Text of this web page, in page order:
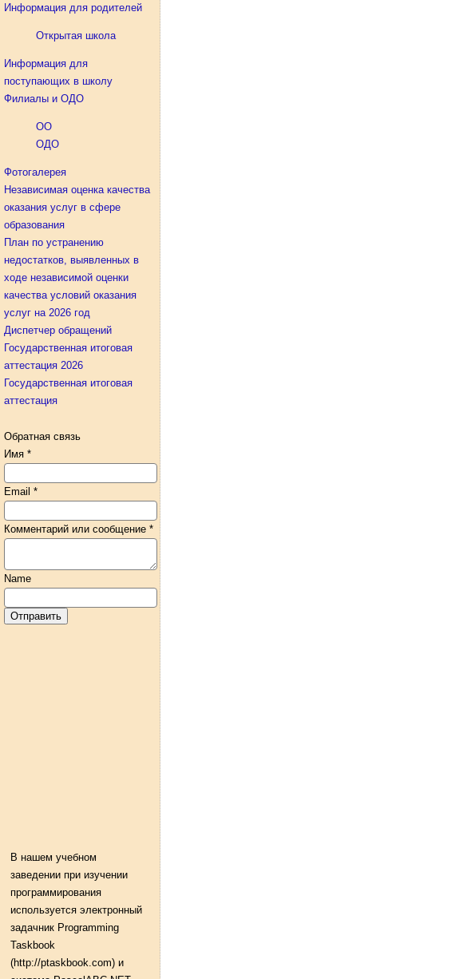
Информация для родителей
Открытая школа
Информация для
поступающих в школу
Филиалы и ОДО
ОО
ОДО
Фотогалерея
Независимая оценка качества
оказания услуг в сфере
образования
План по устранению
недостатков, выявленных в
ходе независимой оценки
качества условий оказания
услуг на 2026 год
Диспетчер обращений
Государственная итоговая
аттестация 2026
Государственная итоговая
аттестация
Обратная связь
Имя *
Email *
Комментарий или сообщение *
Name
Отправить
В нашем учебном
заведении при изучении
программирования
используется электронный
задачник Programming
Taskbook
(http://ptaskbook.com) и